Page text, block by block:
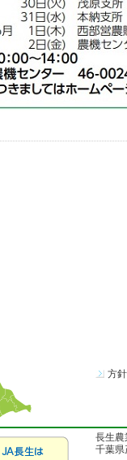
方
長生農
千葉